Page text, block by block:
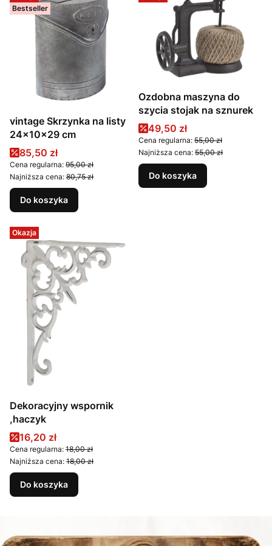
Bestseller
vintage Skrzynka na listy
24x10x29 cm
Cena promocyjna
85,50 zł
Cena regularna: 95,00 zł
Najniższa cena: 80,75 zł
Do koszyka
Ozdobna maszyna do
szycia stojak na sznurek
Cena promocyjna
49,50 zł
Cena regularna: 55,00 zł
Najniższa cena: 55,00 zł
Do koszyka
Okazja
Dekoracyjny wspornik
,haczyk
Cena promocyjna
16,20 zł
Cena regularna: 18,00 zł
Najniższa cena: 18,00 zł
Do koszyka